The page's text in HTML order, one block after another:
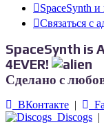
SpaceSynth
Связаться с
SpaceSynth is
4EVER!
Сделано с
ВКонтакте |
Discogs |